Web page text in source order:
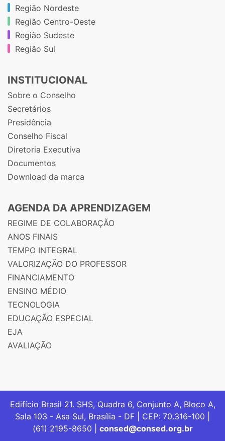
Região Nordeste
Região Centro-Oeste
Região Sudeste
Região Sul
INSTITUCIONAL
Sobre o Conselho
Secretários
Presidência
Conselho Fiscal
Diretoria Executiva
Documentos
Download da marca
AGENDA DA APRENDIZAGEM
REGIME DE COLABORAÇÃO
ANOS FINAIS
TEMPO INTEGRAL
VALORIZAÇÃO DO PROFESSOR
FINANCIAMENTO
ENSINO MÉDIO
TECNOLOGIA
EDUCAÇÃO ESPECIAL
EJA
AVALIAÇÃO
Edifício Brasil 21. SHS, Quadra 6, Conjunto A, Bloco A,
Sala 103 - Asa Sul, Brasília - DF | CEP: 70.316-100 |
(61) 2195-8650 | consed@consed.org.br